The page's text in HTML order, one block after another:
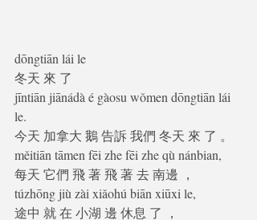
dōngtiān lái le
冬天 來 了
jīntiān jiānádà é gàosu wǒmen dōngtiān lái
le.
今天 加拿大 鵝 告訴 我們 冬天 來 了 。
měitiān tāmen fēi zhe fēi zhe qù nánbian,
每天 它們 飛 著 飛 著 去 南邊 ，
túzhōng jiù zài xiǎohú biān xiūxi le,
途中 就 在 小湖 邊 休息 了 ，